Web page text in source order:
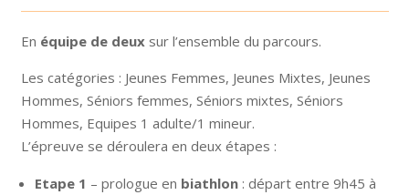
En équipe de deuxsur l’ensemble du parcours.
Les catégories : Jeunes Femmes, Jeunes Mixtes, Jeunes
Hommes, Séniors femmes, Séniors mixtes, Séniors
Hommes, Equipes 1 adulte/1 mineur.
L’épreuve se déroulera en deux étapes :
Etape 1 – prologue en biathlon: départ entre 9h45 à